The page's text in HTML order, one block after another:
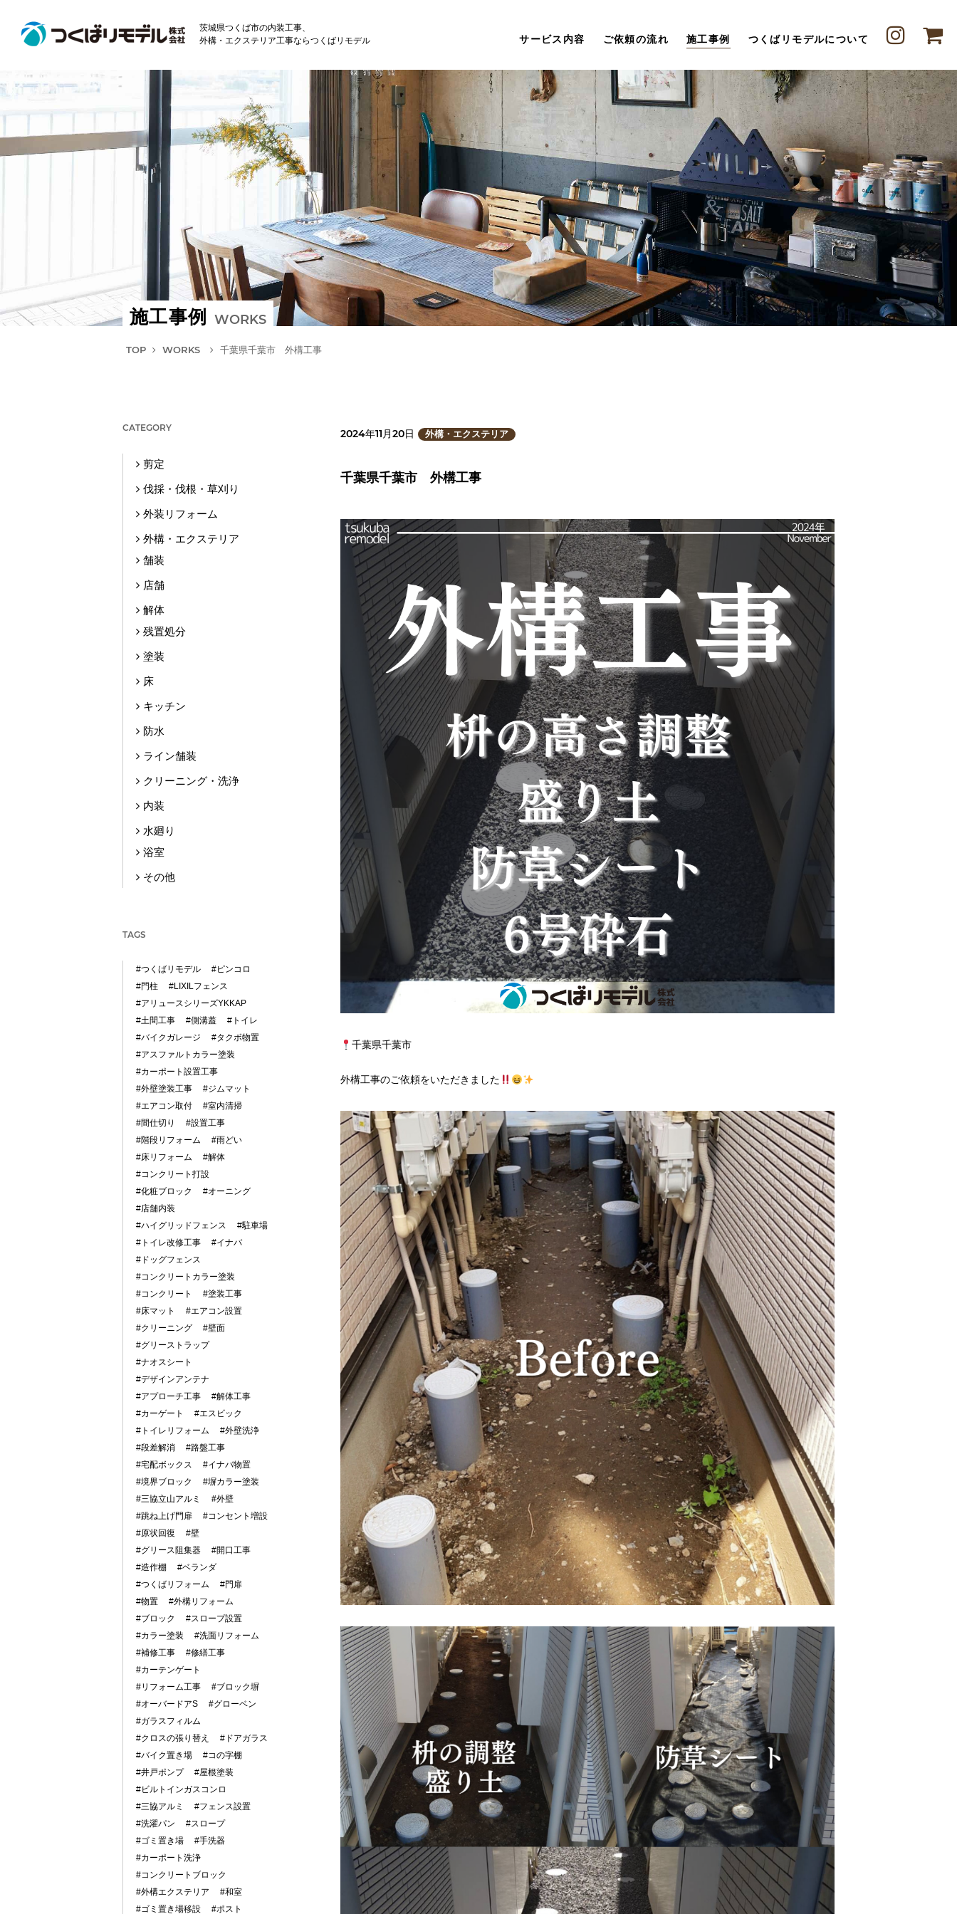
茨城県つくば市の内装工事、
外構・エクステリア工事ならつくばリモデル
サービス内容 ご依頼の流れ 施工事例 つくばリモデルについて
施工事例 WORKS
TOP WORKS 千葉県千葉市 外構工事
2024年11月20日 外構・エクステリア
千葉県千葉市 外構工事
千葉県千葉市
外構工事のご依頼をいただきました
CATEGORY
剪定
伐採・伐根・草刈り
外装リフォーム
外構・エクステリア
舗装
店舗
解体
残置処分
塗装
床
キッチン
防水
ライン舗装
クリーニング・洗浄
内装
水廻り
浴室
その他
TAGS
#つくばリモデル
#ピンコロ
#門柱
#LIXILフェンス
#アリュースシリーズYKKAP
#土間工事
#側溝蓋
#トイレ
#バイクガレージ
#タクボ物置
#アスファルトカラー塗装
#カーポート設置工事
#外壁塗装工事
#ジムマット
#エアコン取付
#室内清掃
#間仕切り
#設置工事
#階段リフォーム
#雨どい
#床リフォーム
#解体
#コンクリート打設
#化粧ブロック
#オーニング
#店舗内装
#ハイグリッドフェンス
#駐車場
#トイレ改修工事
#イナバ
#ドッグフェンス
#コンクリートカラー塗装
#コンクリート
#塗装工事
#床マット
#エアコン設置
#クリーニング
#壁面
#グリーストラップ
#ナオスシート
#デザインアンテナ
#アプローチ工事
#解体工事
#カーゲート
#エスビック
#トイレリフォーム
#外壁洗浄
#段差解消
#路盤工事
#宅配ボックス
#イナバ物置
#境界ブロック
#塀カラー塗装
#三協立山アルミ
#外壁
#跳ね上げ門扉
#コンセント増設
#原状回復
#壁
#グリース阻集器
#開口工事
#造作棚
#ベランダ
#つくばリフォーム
#門扉
#物置
#外構リフォーム
#ブロック
#スロープ設置
#カラー塗装
#洗面リフォーム
#補修工事
#修繕工事
#カーテンゲート
#リフォーム工事
#ブロック塀
#オーバードアS
#グローベン
#ガラスフィルム
#クロスの張り替え
#ドアガラス
#バイク置き場
#コの字棚
#井戸ポンプ
#屋根塗装
#ビルトインガスコンロ
#三協アルミ
#フェンス設置
#洗濯パン
#スロープ
#ゴミ置き場
#手洗器
#カーポート洗浄
#コンクリートブロック
#外構エクステリア
#和室
#ゴミ置き場移設
#ポスト